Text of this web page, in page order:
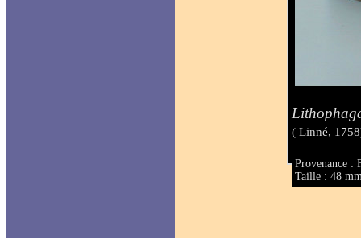
( Linné,
Provenance :
Taille : 48